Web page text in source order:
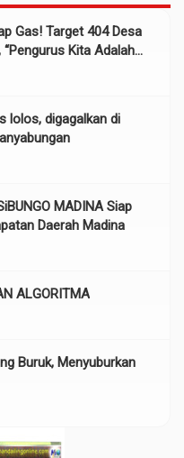
Gas! Target 404 Desa
Kita Adalah
lolos, digagalkan di
MADINA Siap
Daerah Madina
ALGORITMA
Buruk, Menyuburkan